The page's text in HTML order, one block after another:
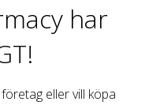
har
eller vill köpa